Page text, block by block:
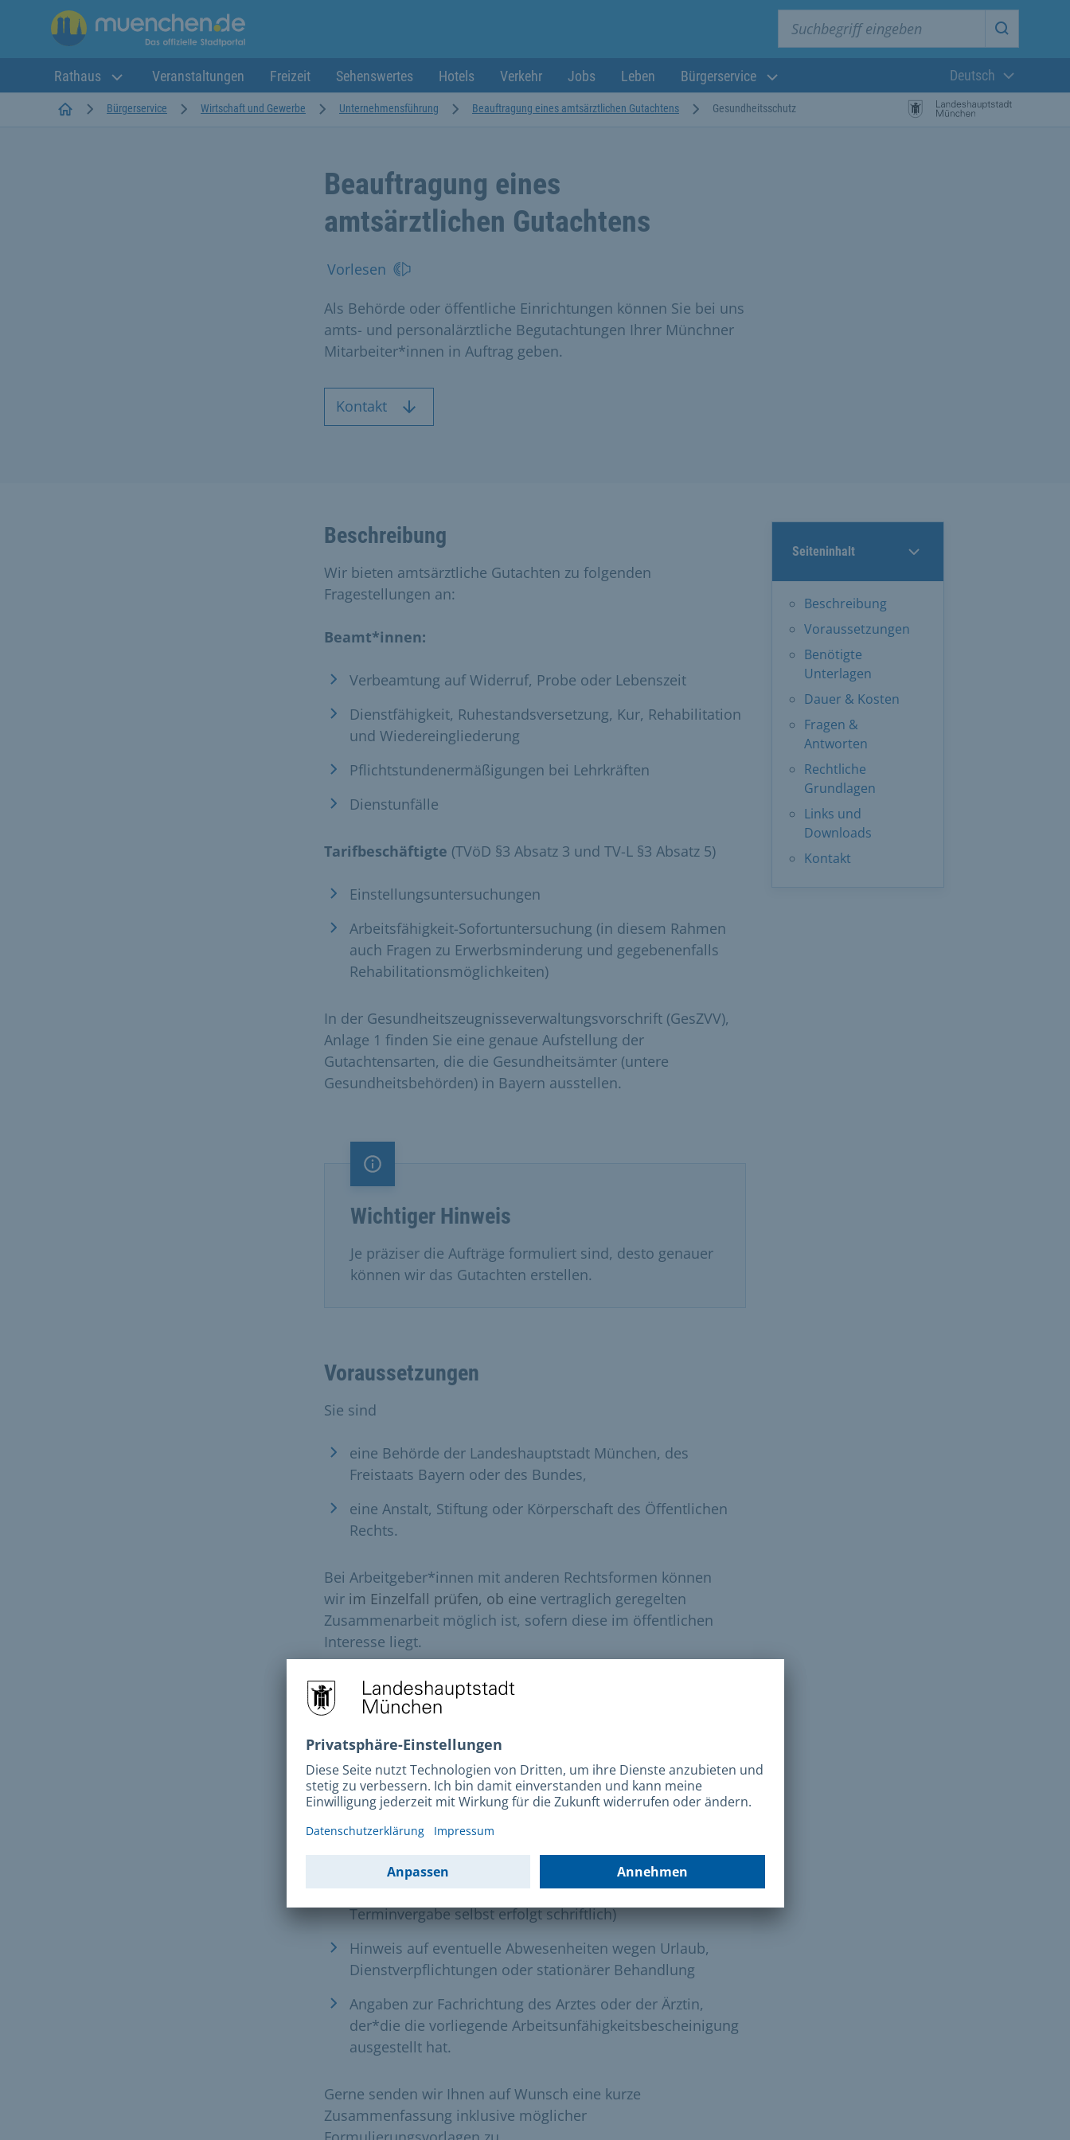
Suche
Rathaus Veranstaltungen Freizeit Sehenswertes Hotels Verkehr Jobs Leben Bürgerservice
Aktuelle
Deutsch
StartseiteBürgerservice Wirtschaft und Gewerbe Unternehmensführung Beauftragung eines amtsärztlichen Gutachtens Gesundheitsschutz
Beauftragung eines
amtsärztlichen Gutachtens
Vorlesen
Als Behörde oder öffentliche Einrichtungen können Sie bei uns
amts- und personalärztliche Begutachtungen Ihrer Münchner
Mitarbeiter*innen in Auftrag geben.
Kontakt
Seiteninhalt
Beschreibung
Voraussetzungen
Benötigte
Unterlagen
Dauer & Kosten
Fragen &
Antworten
Rechtliche
Grundlagen
Links und
Downloads
Kontakt
Beschreibung
Wir bieten amtsärztliche Gutachten zu folgenden
Fragestellungen an:
Beamt*innen:
Verbeamtung auf Widerruf, Probe oder Lebenszeit
Dienstfähigkeit, Ruhestandsversetzung, Kur, Rehabilitation
und Wiedereingliederung
Pflichtstundenermäßigungen bei Lehrkräften
Dienstunfälle
Tarifbeschäftigte (TVöD §3 Absatz 3 und TV-L §3 Absatz 5)
Einstellungsuntersuchungen
Arbeitsfähigkeit-Sofortuntersuchung (in diesem Rahmen
auch Fragen zu Erwerbsminderung und gegebenenfalls
Rehabilitationsmöglichkeiten)
In der Gesundheitszeugnisseverwaltungsvorschrift (GesZVV),
Anlage 1 finden Sie eine genaue Aufstellung der
Gutachtensarten, die die Gesundheitsämter (untere
Gesundheitsbehörden) in Bayern ausstellen.
Information
Wichtiger Hinweis
Je präziser die Aufträge formuliert sind, desto genauer
können wir das Gutachten erstellen.
Voraussetzungen
Sie sind
eine Behörde der Landeshauptstadt München, des
Freistaats Bayern oder des Bundes,
eine Anstalt, Stiftung oder Körperschaft des Öffentlichen
Rechts.
Bei Arbeitgeber*innen mit anderen Rechtsformen können
wir im Einzelfall prüfen, ob eine vertraglich geregelten
Zusammenarbeit möglich ist, sofern diese im öffentlichen
Interesse liegt.
Benötigte Unterlagen
Sie müssen uns schriftlich beauftragen. Sehr eilige Aufträge
können auch vorab an uns gefaxt werden. Zur Bearbeitung des
Untersuchungsauftrags benötigen wir zwingend folgende
Informationen über die betroffenen Mitarbeiter*innen:
Name, Vorname, Geburtsdatum und Anschrift
Telefonnummer für etwaige Terminverschiebungen (die
Terminvergabe selbst erfolgt schriftlich)
Hinweis auf eventuelle Abwesenheiten wegen Urlaub,
Dienstverpflichtungen oder stationärer Behandlung
Angaben zur Fachrichtung des Arztes oder der Ärztin,
der*die die vorliegende Arbeitsunfähigkeitsbescheinigung
ausgestellt hat.
Gerne senden wir Ihnen auf Wunsch eine kurze
Zusammenfassung inklusive möglicher